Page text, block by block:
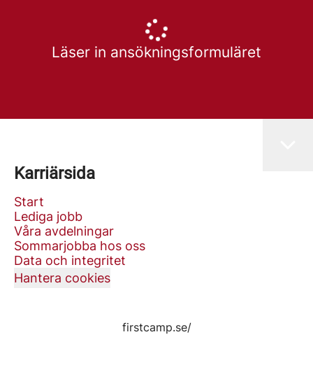
Läser in ansökningsformuläret
Karriärsida
Start
Lediga jobb
Våra avdelningar
Sommarjobba hos oss
Data och integritet
Hantera cookies
firstcamp.se/